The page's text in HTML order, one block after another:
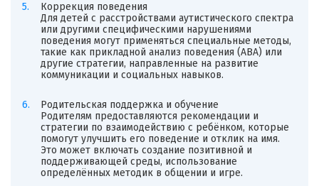
Коррекция поведения
Для детей с расстройствами аутистического спектра
или другими специфическими нарушениями
поведения могут применяться специальные методы,
такие как прикладной анализ поведения (ABA) или
другие стратегии, направленные на развитие
коммуникации и социальных навыков.
Родительская поддержка и обучение
Родителям предоставляются рекомендации и
стратегии по взаимодействию с ребёнком, которые
помогут улучшить его поведение и отклик на имя.
Это может включать создание позитивной и
поддерживающей среды, использование
определённых методик в общении и игре.